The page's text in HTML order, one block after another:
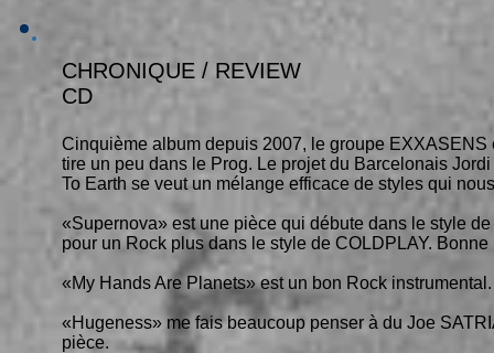
CHRONIQUE / REVIEW
CD
Cinquième album depuis 2007, le groupe
tire un peu dans le Prog. Le projet du Barcelonais
To Earth se veut un mélange efficace de styles qui
«Supernova» est une pièce qui débute dans le style
pour un Rock plus dans le style de COLDPLAY. Bonne
«My Hands Are Planets» est un bon Rock instrumental.
«Hugeness» me fais beaucoup penser à du Joe
pièce.